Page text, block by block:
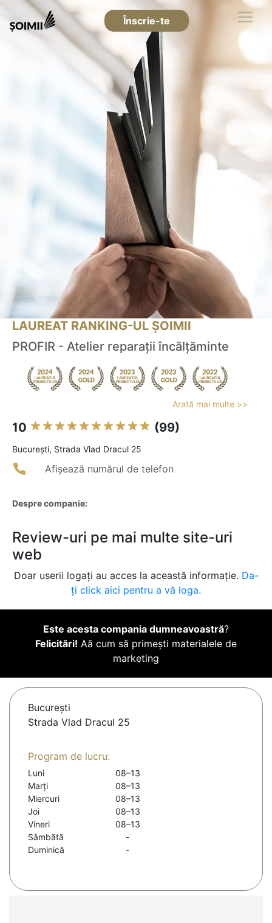
Înscrie-te
LAUREAT RANKING-UL ȘOIMII
PROFIR - Atelier reparații încălțăminte
Arată mai multe >>
10 (99)
Bucureşti, Strada Vlad Dracul 25
Afișează numărul de telefon
Despre companie:
Review-uri pe mai multe site-uri
web
Doar userii logați au acces la această informație. Da-
ți click aici pentru a vă loga.
Este acesta compania dumneavoastră?
Felicitări! Aă cum să primești materialele de
marketing
Bucureşti
Strada Vlad Dracul 25
Program de lucru:
Luni
08–13
Marți
08–13
Miercuri
08–13
Joi
08–13
Vineri
08–13
Sâmbătă
-
Duminică
-